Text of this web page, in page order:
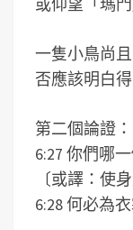
一隻小鳥尚
否應該明白
第二個論證：
6:27 你們哪
〔或譯：使
6:28 何必為